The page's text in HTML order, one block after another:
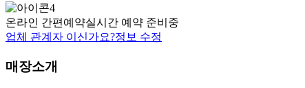
온라인 간편예약실시간 예약 준비중
업체 관계자 이신가요?정보 수정
매장소개